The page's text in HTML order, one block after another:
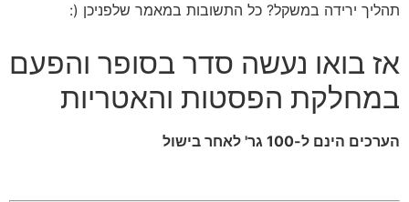
תהליך ירידה במשקל? כל התשובות במאמר שלפניכן (:
אז בואו נעשה סדר בסופר והפעם
במחלקת הפסטות והאטריות
הערכים הינם ל-100 גר' לאחר בישול